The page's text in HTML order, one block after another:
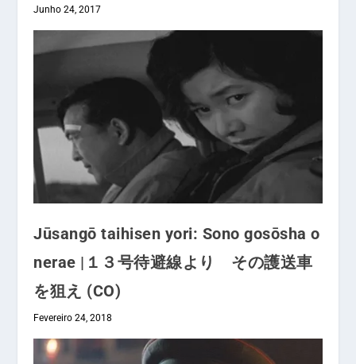
Junho 24, 2017
Jūsangō taihisen yori: Sono gosōsha o
nerae |１３号待避線より その護送車
を狙え (CO)
Fevereiro 24, 2018